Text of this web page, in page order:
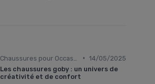
• 14/05/2025
Les chaussures goby : un univers de
créativité et de confort